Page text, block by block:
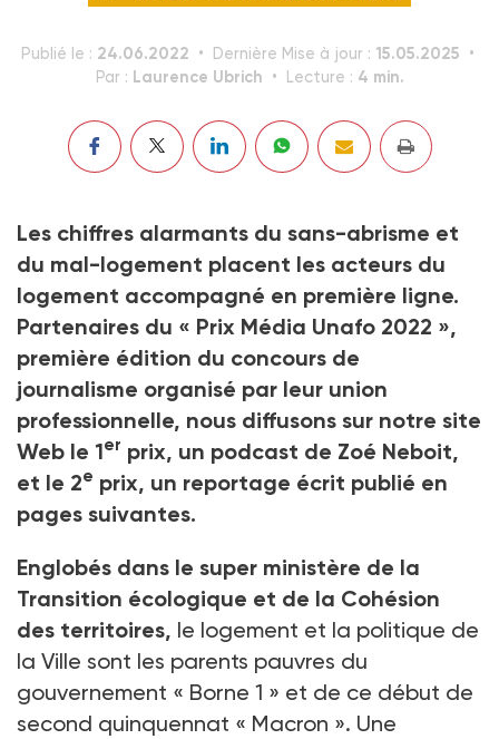
Publié le : 24.06.2022 Dernière Mise à jour : 15.05.2025
Par : Laurence Ubrich Lecture : 4 min.
Les chiffres alarmants du sans-abrisme et
du mal-logement placent les acteurs du
logement accompagné en première ligne.
Partenaires du « Prix Média Unafo 2022 »,
première édition du concours de
journalisme organisé par leur union
professionnelle, nous diffusons sur notre site
Web le 1er prix, un podcast de Zoé Neboit,
et le 2e prix, un reportage écrit publié en
pages suivantes.
Englobés dans le super ministère de la
Tran­sition écologique et de la Cohésion
des territoires, le logement et la politique de
la Ville sont les parents pauvres du
gouvernement « Borne 1 » et de ce début de
second quinquennat « Macron ». Une